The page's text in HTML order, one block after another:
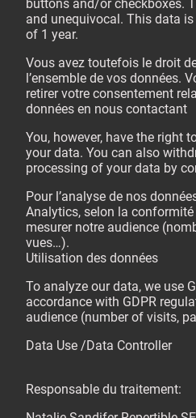
buttons and/or checkboxes.
and unequivocal. This data
of 1 year.
Vous avez toutefois le droit
l’ensemble de vos données.
retirer votre consentement
données en nous contactant
You, however, have the right
your data. You can also
processing of your data by
Pour l’analyse de nos
Analytics, selon la conformité
mesurer notre audience
vues…).
Utilisation des données
To analyze our data, we use
accordance with GDPR
audience (number of visits,
Data Use /Data Controller
Responsable du traitement: